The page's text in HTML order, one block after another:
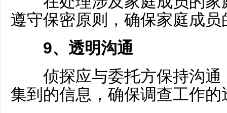
遵守保密原则，确保家庭成
9、透明沟通
侦探应与委托方保持沟通
集到的信息，确保调查工作的